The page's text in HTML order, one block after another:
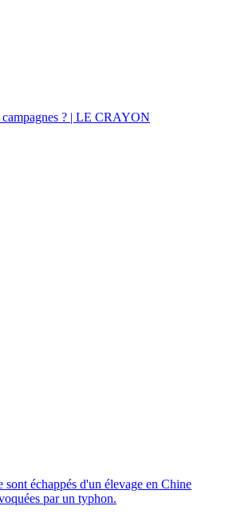
campagnes ? | LE CRAYON
sont échappés d'un élevage en Chine
par un typhon.